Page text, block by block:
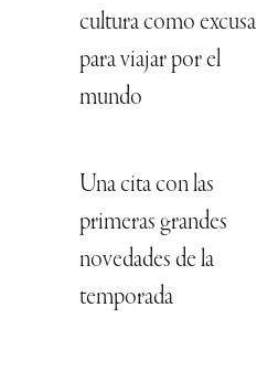
cultura como excusa
para viajar por el
mundo
Una cita con las
primeras grandes
novedades de la
temporada